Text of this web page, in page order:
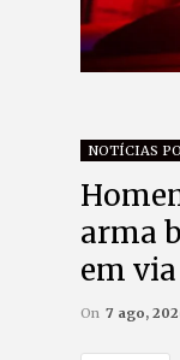
NOTÍCIAS
arma
em
On 7 ago,